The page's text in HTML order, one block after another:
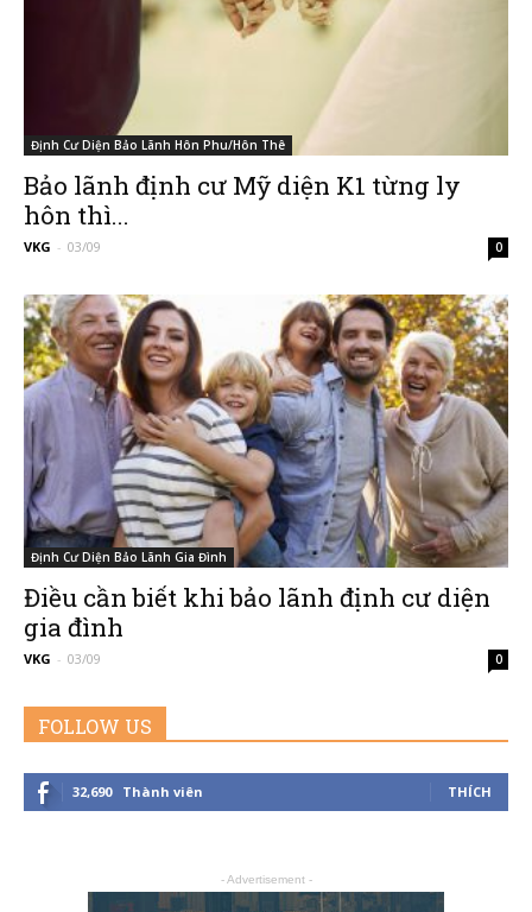
America
Đường
Đến
Nước
|
Member
Định Cư Diện Bảo Lãnh Hôn Phu/Hôn Thê
Bảo lãnh định cư Mỹ diện K1 từng ly
hôn thì...
VKG - 03/09 0
Định Cư Diện Bảo Lãnh Gia Đình
Điều cần biết khi bảo lãnh định cư diện
gia đình
VKG - 03/09 0
FOLLOW US
32,690 Thành viên THÍCH
- Advertisement -